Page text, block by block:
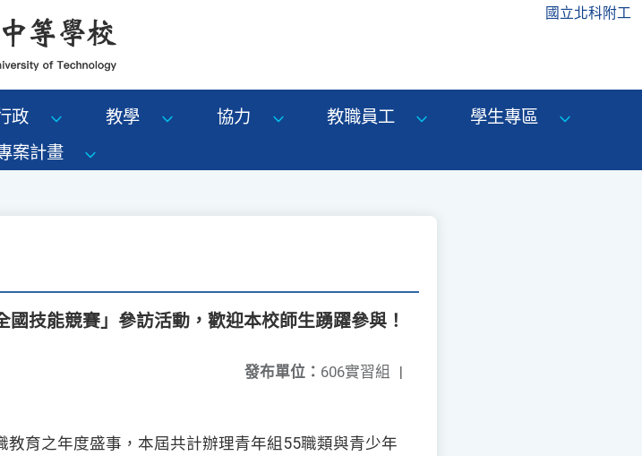
國立北科附工
政 教學 協力 教職員工
學生專區
案計畫
國技能競賽」參訪活動，歡迎本校師生踴躍參與！
發布單位： 606實習組 |
教育之年度盛事，本屆共計辦理青年組55職類與青少年